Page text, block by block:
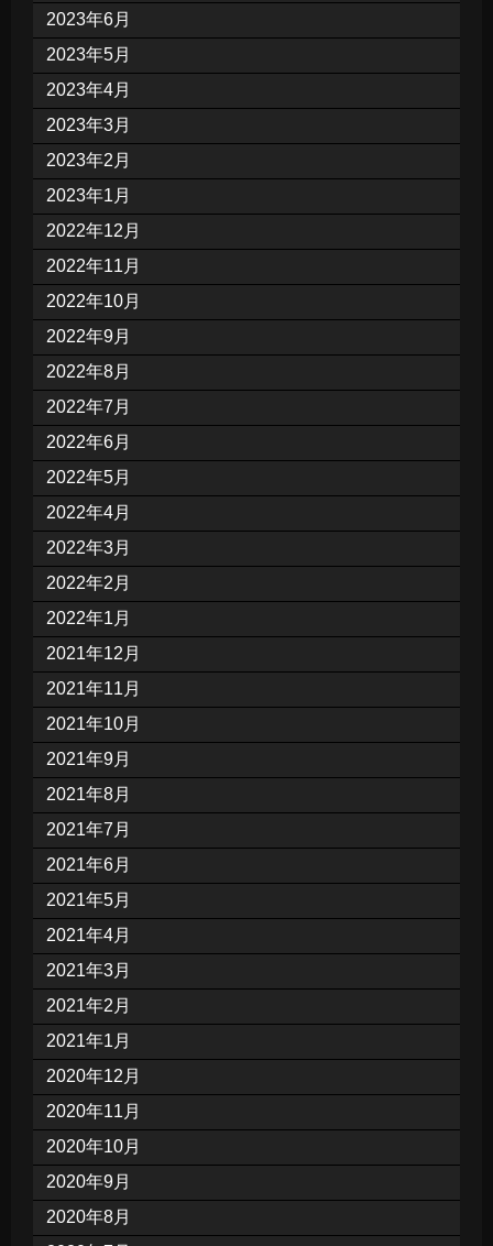
2023年6月
2023年5月
2023年4月
2023年3月
2023年2月
2023年1月
2022年12月
2022年11月
2022年10月
2022年9月
2022年8月
2022年7月
2022年6月
2022年5月
2022年4月
2022年3月
2022年2月
2022年1月
2021年12月
2021年11月
2021年10月
2021年9月
2021年8月
2021年7月
2021年6月
2021年5月
2021年4月
2021年3月
2021年2月
2021年1月
2020年12月
2020年11月
2020年10月
2020年9月
2020年8月